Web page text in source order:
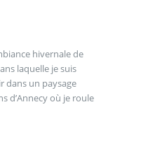
hivernale de
laquelle je suis
dans un paysage
d’Annecy où je roule